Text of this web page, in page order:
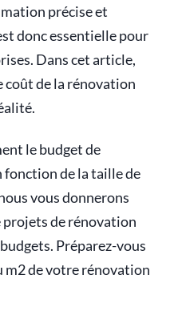
précise et
donc essentielle pour
Dans cet article,
coût de la rénovation
le budget de
fonction de la taille de
vous donnerons
projets de rénovation
Préparez-vous
m2 de votre rénovation